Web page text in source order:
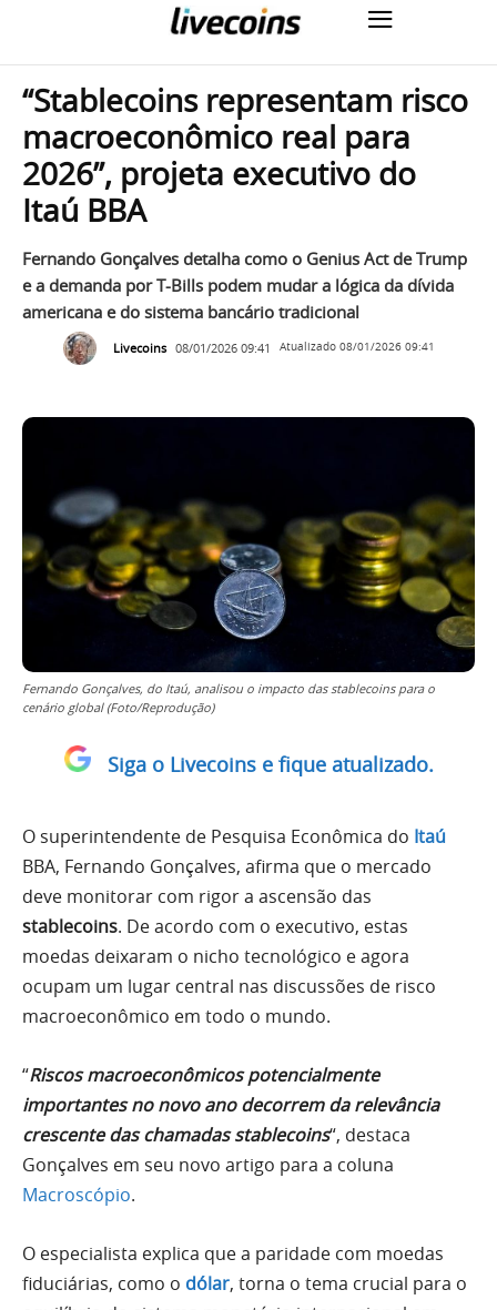
“Stablecoins representam risco
macroeconômico real para
2026”, projeta executivo do
Itaú BBA
Fernando Gonçalves detalha como o Genius Act de Trump
e a demanda por T-Bills podem mudar a lógica da dívida
americana e do sistema bancário tradicional
Livecoins 08/01/2026 09:41 Atualizado 08/01/2026 09:41
Fernando Gonçalves, do Itaú, analisou o impacto das stablecoins para o
cenário global (Foto/Reprodução)
Siga o Livecoins e fique atualizado.
O superintendente de Pesquisa Econômica do Itaú
BBA, Fernando Gonçalves, afirma que o mercado
deve monitorar com rigor a ascensão das
stablecoins. De acordo com o executivo, estas
moedas deixaram o nicho tecnológico e agora
ocupam um lugar central nas discussões de risco
macroeconômico em todo o mundo.
“Riscos macroeconômicos potencialmente
importantes no novo ano decorrem da relevância
crescente das chamadas stablecoins“, destaca
Gonçalves em seu novo artigo para a coluna
Macroscópio.
O especialista explica que a paridade com moedas
fiduciárias, como o dólar, torna o tema crucial para o